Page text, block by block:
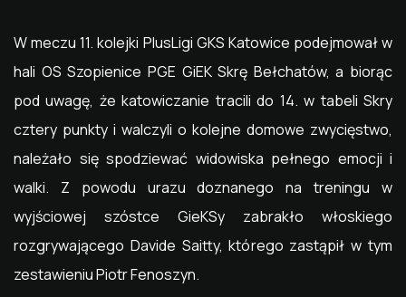
W meczu 11. kolejki PlusLigi GKS Katowice podejmował w
hali OS Szopienice PGE GiEK Skrę Bełchatów, a biorąc
pod uwagę, że katowiczanie tracili do 14. w tabeli Skry
cztery punkty i walczyli o kolejne domowe zwycięstwo,
należało się spodziewać widowiska pełnego emocji i
walki. Z powodu urazu doznanego na treningu w
wyjściowej szóstce GieKSy zabrakło włoskiego
rozgrywającego Davide Saitty, którego zastąpił w tym
zestawieniu Piotr Fenoszyn.